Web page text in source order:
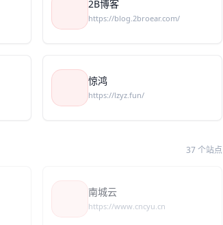
2B博客
https://blog.2broear.com/
惊鸿
https://lzyz.fun/
37 个站点
南城云
https://www.cncyu.cn